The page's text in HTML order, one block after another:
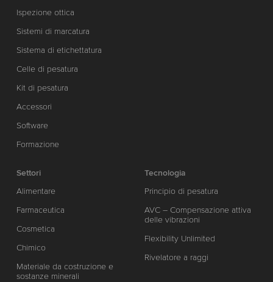
Ispezione ottica
Sistemi di marcatura
Sistema di etichettatura
Celle di pesatura
Kit di pesatura
Accessori
Software
Formazione
Settori
Alimentare
Farmaceutica
Cosmetica
Chimico
Materiale da costruzione e
sostanze minerali
Tecnologia
Principio di pesatura
AVC – Compensazione attiva
delle vibrazioni
Flexibility Unlimited
Rivelatore a raggi